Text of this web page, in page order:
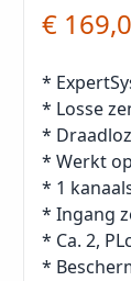
€
*
* Losse
*
* Werkt
* 1
* Ingang
* Ca. 2,
*